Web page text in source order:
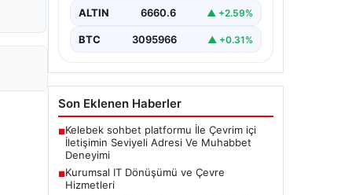
Elazığ'da, kendisini tefecilere borçlu
kişinin geride bıraktığı intihar
ALTIN 6660.6 ▲ +2.59%
BTC 3095966 ▲ +0.31%
Son Eklenen Haberler
■Kelebek sohbet platformu İle Çevrim içi
İletişimin Seviyeli Adresi Ve Muhabbet
Deneyimi
■Kurumsal IT Dönüşümü ve Çevre
Hizmetleri